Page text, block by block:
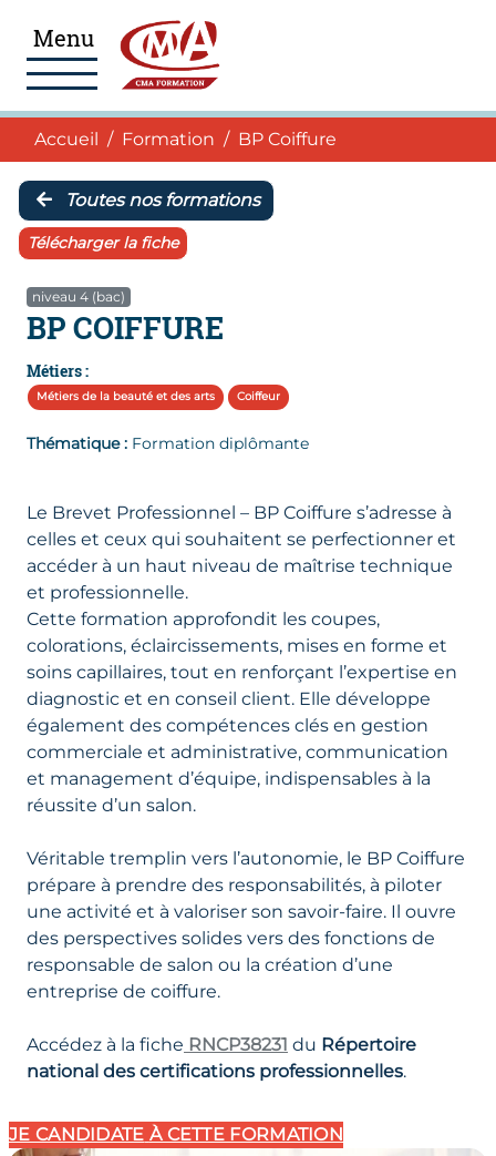
Accéder au contenu
Menu
Navigation
Accueil
Accueil Formation BP Coiffure
Toutes nos formations
Télécharger la fiche
niveau 4 (bac)
BP COIFFURE
Métiers :
Métiers de la beauté et des arts Coiffeur
Thématique : Formation diplômante
Le Brevet Professionnel – BP Coiffure s’adresse à
celles et ceux qui souhaitent se perfectionner et
accéder à un haut niveau de maîtrise technique
et professionnelle.
Cette formation approfondit les coupes,
colorations, éclaircissements, mises en forme et
soins capillaires, tout en renforçant l’expertise en
diagnostic et en conseil client. Elle développe
également des compétences clés en gestion
commerciale et administrative, communication
et management d’équipe, indispensables à la
réussite d’un salon.
Véritable tremplin vers l’autonomie, le BP Coiffure
prépare à prendre des responsabilités, à piloter
une activité et à valoriser son savoir-faire. Il ouvre
des perspectives solides vers des fonctions de
responsable de salon ou la création d’une
entreprise de coiffure.
Accédez à la fiche RNCP38231 du Répertoire
national des certifications professionnelles.
JE CANDIDATE À CETTE FORMATION